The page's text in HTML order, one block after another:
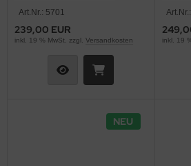
Art.Nr.: 5701
239,00 EUR
inkl. 19 % MwSt. zzgl. Versandkosten inkl. 19
NEU